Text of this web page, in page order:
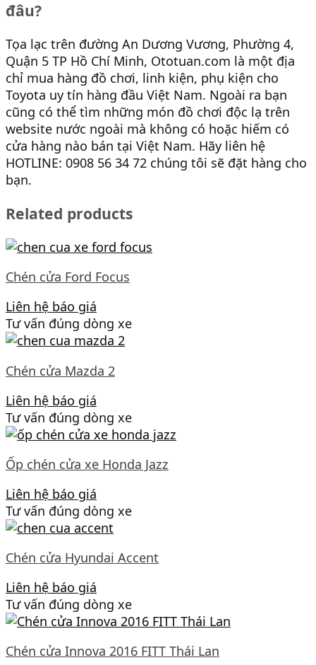
đâu?
Tọa lạc trên đường An Dương Vương, Phường 4,
Quận 5 TP Hồ Chí Minh, Ototuan.com là một địa
chỉ mua hàng đồ chơi, linh kiện, phụ kiện cho
Toyota uy tín hàng đầu Việt Nam. Ngoài ra bạn
cũng có thể tìm những món đồ chơi độc lạ trên
website nước ngoài mà không có hoặc hiếm có
cửa hàng nào bán tại Việt Nam. Hãy liên hệ
HOTLINE: 0908 56 34 72 chúng tôi sẽ đặt hàng cho
bạn.
Related products
Chén cửa Ford Focus
Liên hệ báo giá
Tư vấn đúng dòng xe
Chén cửa Mazda 2
Liên hệ báo giá
Tư vấn đúng dòng xe
Ốp chén cửa xe Honda Jazz
Liên hệ báo giá
Tư vấn đúng dòng xe
Chén cửa Hyundai Accent
Liên hệ báo giá
Tư vấn đúng dòng xe
Chén cửa Innova 2016 FITT Thái Lan